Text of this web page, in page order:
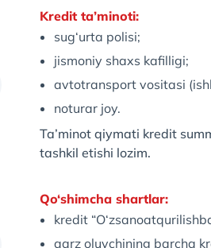
Kredit ta’minoti:
sug‘urta polisi;
jismoniy shaxs kafilligi;
avtotransport vositasi
noturar joy.
Ta’minot qiymati kredit
tashkil etishi lozim.
Qo‘shimcha shartlar:
kredit
qarz oluvchining barcha